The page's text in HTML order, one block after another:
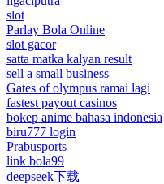
slot
Parlay Bola Online
slot gacor
satta matka kalyan result
sell a small business
Gates of olympus ramai lagi
fastest payout casinos
bokep anime bahasa indonesia
biru777 login
Prabusports
link bola99
deepseek下载